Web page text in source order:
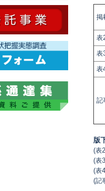
掲
表
表
表
記
版
(表
(表
(表
(記